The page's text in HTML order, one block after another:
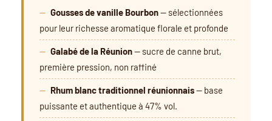
Gousses de vanille Bourbon— sélectionnées
pour leur richesse aromatique florale et profonde
Galabé de la Réunion— sucre de canne brut,
première pression, non raffiné
Rhum blanc traditionnel réunionnais— base
puissante et authentique à 47% vol.